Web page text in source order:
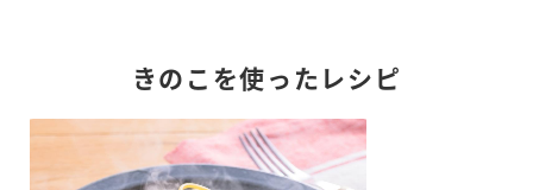
きのこを使ったレシピ